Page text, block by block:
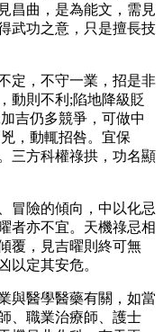
昌曲，是為能文，需見
武功之意，只是擅長技
定，不守一業，招是非
動則不利;陷地降級貶
吉仍多競爭，可做中
，動輒招咎。宜保
三方科權祿拱，功名顯
冒險的傾向，中以化忌
者亦不宜。天機祿忌相
覆，見吉曜則終可無
以定其安危。
與醫學醫藥有關，如當
、職業治療師、護士